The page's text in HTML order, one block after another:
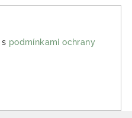
podmínkami ochrany